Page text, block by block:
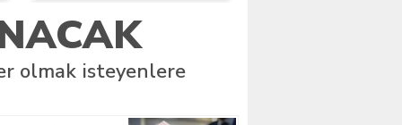
olmak isteyenlere